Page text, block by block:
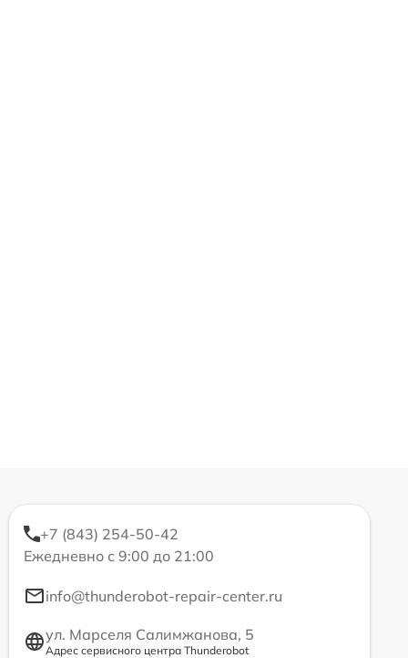
+7 (843) 254-50-42
Ежедневно с 9:00 до 21:00
info@thunderobot-repair-center.ru
ул. Марселя Салимжанова, 5
Адрес сервисного центра Thunderobot